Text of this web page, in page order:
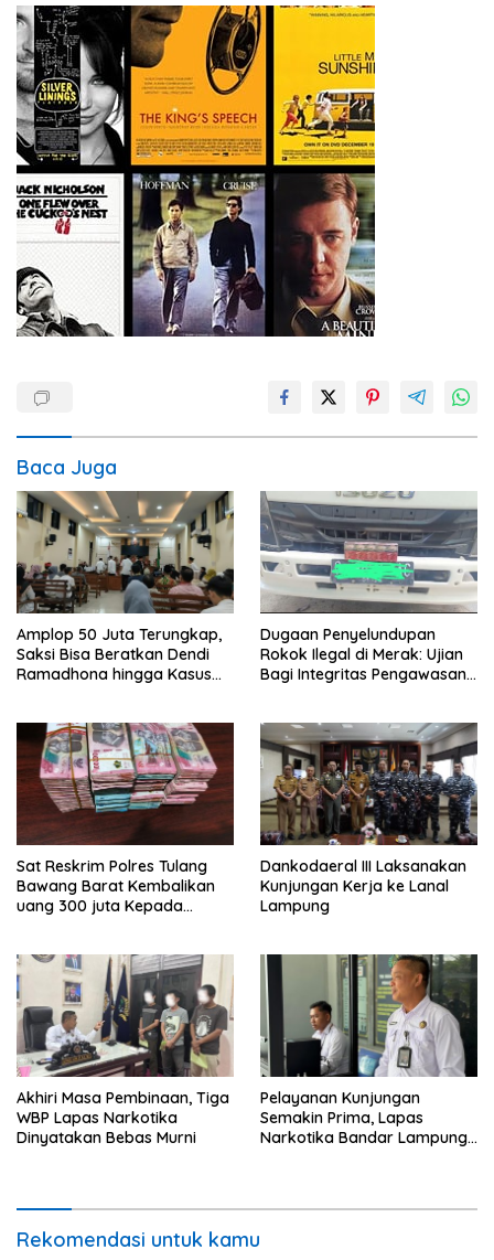
Baca Juga
Amplop 50 Juta Terungkap,
Saksi Bisa Beratkan Dendi
Ramadhona hingga Kasus
Dugaan Penyelundupan
Rokok Ilegal di Merak: Ujian
Bagi Integritas Pengawasan
Sat Reskrim Polres Tulang
Bawang Barat Kembalikan
uang 300 juta Kepada
Dankodaeral III Laksanakan
Kunjungan Kerja ke Lanal
Lampung
Akhiri Masa Pembinaan, Tiga
WBP Lapas Narkotika
Dinyatakan Bebas Murni
Pelayanan Kunjungan
Semakin Prima, Lapas
Narkotika Bandar Lampung
Rekomendasi untuk kamu